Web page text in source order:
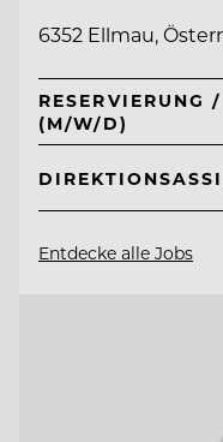
6352 Ellmau,
RESERVIERUNG
(M/W/D)
Entdecke alle Jobs